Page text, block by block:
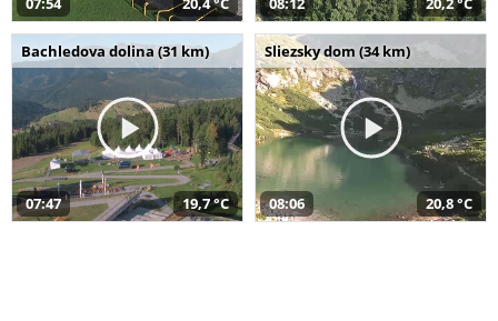
Bachledova dolina (31 km)
07:47 19,7 °C
Sliezsky dom (34 km)
08:06 20,8 °C